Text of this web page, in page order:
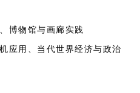
博物馆与画廊实践
应用、当代世界经济与政治